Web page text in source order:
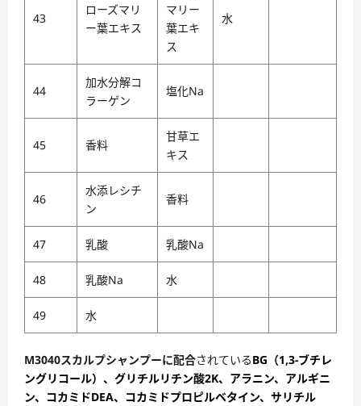
43
ローズマリ
ー葉エキス
マリー
葉エキ
ス
水
44
加水分解コ
ラーゲン
塩化Na
45 香料
甘草エ
キス
46
水添レシチ
ン
香料
47 乳酸 乳酸Na
48 乳酸Na 水
49 水
M3040スカルプシャンプーに配合されているBG（1,3-ブチレ
ングリコール）、グリチルリチン酸2K、アラニン、アルギニ
ン、 コカミドDEA、コカミドプロピルベタイン、サリチル